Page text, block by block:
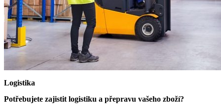
Logistika
Potřebujete zajistit logistiku a přepravu vašeho zboží?